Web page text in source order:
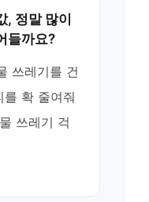
, 정말 많이
들까요?
쓰레기를 건
를 확 줄여줘
쓰레기 걱